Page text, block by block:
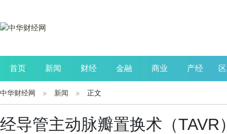
首页 新闻 财经 金融 商业 产经
公司 生活 读书
中华财经网 新闻 正文
经导管主动脉瓣置换术（